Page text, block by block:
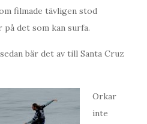
filmade tävligen stod
det som kan surfa.
bär det av till Santa Cruz
Orkar
inte